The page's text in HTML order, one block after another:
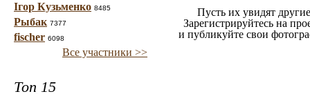
Ігор Кузьменко 8485
Рыбак 7377
fischer 6098
Все участники >>
Топ 15
Пусть их увидят
Зарегистрируйтесь на
и публикуйте свои